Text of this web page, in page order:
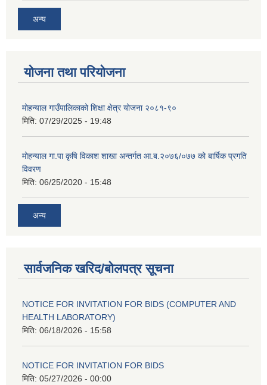
अन्य
योजना तथा परियोजना
मोहन्याल गाउँपालिकाको शिक्षा क्षेत्र योजना २०८१-९०
मिति: 07/29/2025 - 19:48
मोहन्याल गा.पा कृषि विकाश शाखा अन्तर्गत आ.ब.२०७६/०७७ को बार्षिक प्रगति
विवरण
मिति: 06/25/2020 - 15:48
अन्य
सार्वजनिक खरिद/बोलपत्र सूचना
NOTICE FOR INVITATION FOR BIDS (COMPUTER AND
HEALTH LABORATORY)
मिति: 06/18/2026 - 15:58
NOTICE FOR INVITATION FOR BIDS
मिति: 05/27/2026 - 00:00